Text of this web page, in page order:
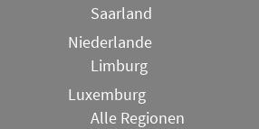
Saarland
Niederlande
Limburg
Luxemburg
Alle Regionen